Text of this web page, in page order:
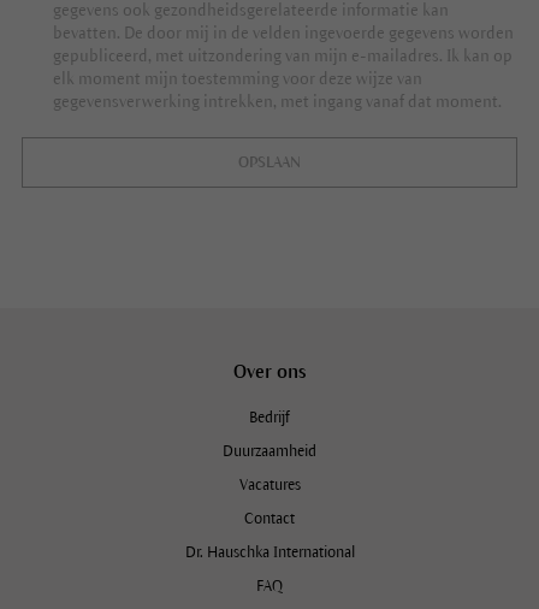
gegevens ook gezondheidsgerelateerde informatie kan
bevatten. De door mij in de velden ingevoerde gegevens worden
gepubliceerd, met uitzondering van mijn e-mailadres. Ik kan op
elk moment mijn toestemming voor deze wijze van
gegevensverwerking intrekken, met ingang vanaf dat moment.
OPSLAAN
Over ons
Bedrijf
Duurzaamheid
Vacatures
Contact
Dr. Hauschka International
FAQ